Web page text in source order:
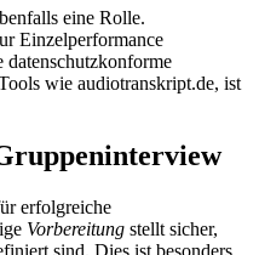
eine Rolle.
Einzelperformance
datenschutzkonforme
wie audiotranskript.de, ist
erfolgreiche
Vorbereitung stellt sicher,